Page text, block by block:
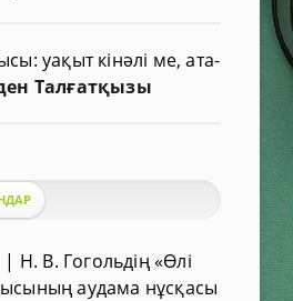
уақыт кінәлі ме, ата-
Талғатқызы
| Н. В. Гогольдің «Өлі
аудама нұсқасы